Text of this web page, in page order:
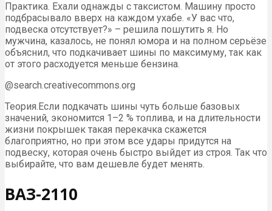
Практика. Ехали однажды с таксистом. Машину просто
подбрасывало вверх на каждом ухабе. «У вас что,
подвеска отсутствует?» – решила пошутить я. Но
мужчина, казалось, не понял юмора и на полном серьёзе
объяснил, что подкачивает шины по максимуму, так как
от этого расходуется меньше бензина.
@search.creativecommons.org
Теория.Если подкачать шины чуть больше базовых
значений, экономится 1–2 % топлива, и на длительности
жизни покрышек такая перекачка скажется
благоприятно, но при этом все удары придутся на
подвеску, которая очень быстро выйдет из строя. Так что
выбирайте, что вам дешевле будет менять.
ВАЗ-2110